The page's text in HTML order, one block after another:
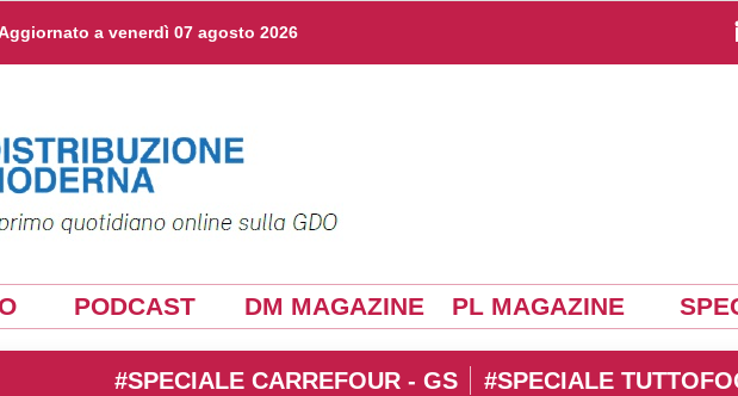
a venerdì 07 agosto 2026
PODCAST DM MAGAZINE PL MAGAZINE
#SPECIALE CARREFOUR - GS #SPECIALE